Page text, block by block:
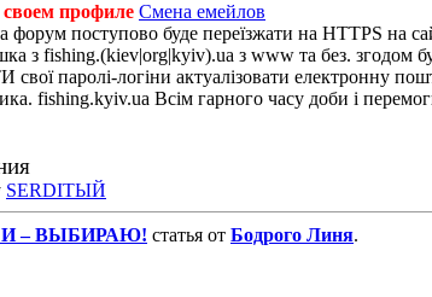
профиле Смена емейлов
поступово буде переїзжати на HTTPS на
з fishing.(kiev|org|kyiv).ua з www та без. згодом
паролі-логіни актуалізовати електронну
fishing.kyiv.ua Всім гарного часу доби і
SERDIТЫЙ
– ВЫБИРАЮ! статья от Бодрого Линя.